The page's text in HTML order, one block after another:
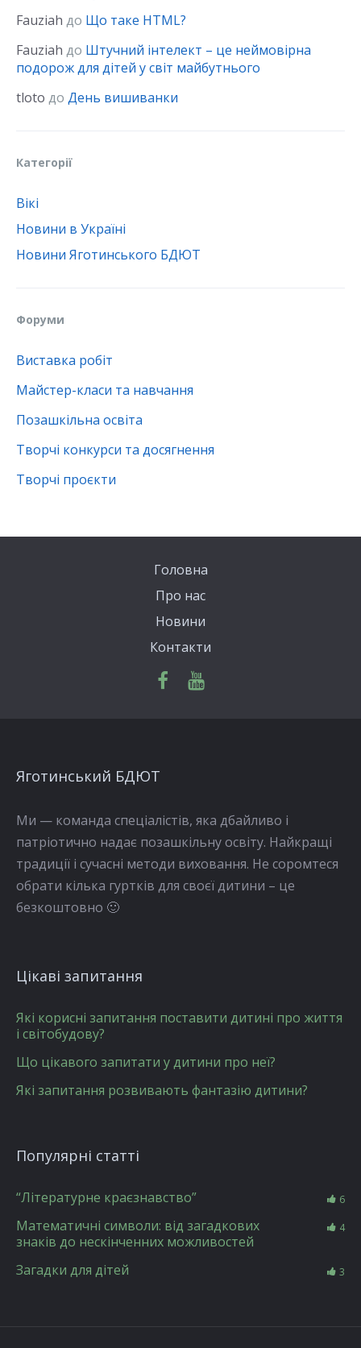
Fauziah до Що таке HTML?
Fauziah до Штучний інтелект – це неймовірна
подорож для дітей у світ майбутнього
tloto до День вишиванки
Категорії
Вікі
Новини в Україні
Новини Яготинського БДЮТ
Форуми
Виставка робіт
Майстер-класи та навчання
Позашкільна освіта
Творчі конкурси та досягнення
Творчі проєкти
Головна
Про нас
Новини
Контакти
Яготинський БДЮТ
Ми — команда спеціалістів, яка дбайливо і
патріотично надає позашкільну освіту. Найкращі
традиції і сучасні методи виховання. Не соромтеся
обрати кілька гуртків для своєї дитини – це
безкоштовно 🙂
Цікаві запитання
Які корисні запитання поставити дитині про життя
і світобудову?
Що цікавого запитати у дитини про неї?
Які запитання розвивають фантазію дитини?
Популярні статті
“Літературне краєзнавство” 6
Математичні символи: від загадкових
знаків до нескінченних можливостей
4
Загадки для дітей 3